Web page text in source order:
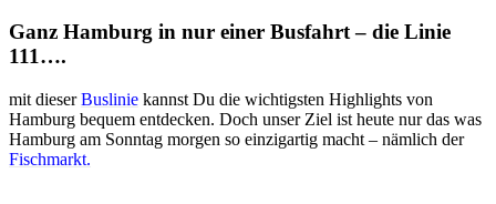
Ganz Hamburg in nur einer Busfahrt – die Linie
111….
mit dieserBuslinie kannst Du die wichtigsten Highlights von
Hamburg bequem entdecken. Doch unser Ziel ist heute nur das was
Hamburg am Sonntag morgen so einzigartig macht – nämlich der
Fischmarkt.